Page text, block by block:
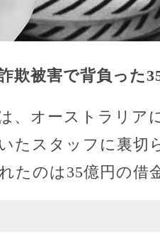
欺被害で背負った
、オーストラリア
たスタッフに裏切
たのは35億円の借